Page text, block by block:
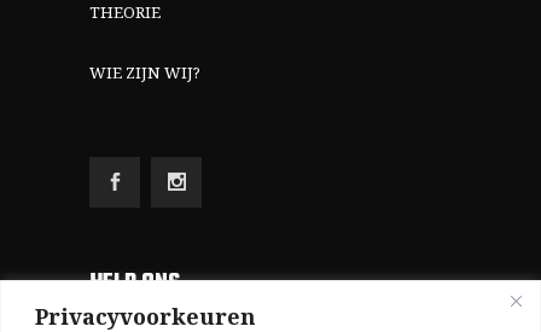
Privacyvoorkeuren
THEORIE
WIE ZIJN WIJ?
HELP ONS